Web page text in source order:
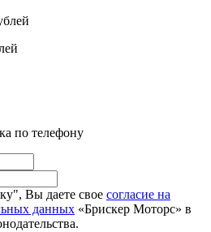
по телефону
Вы даете свое согласие на
данных «Брискер Моторс» в